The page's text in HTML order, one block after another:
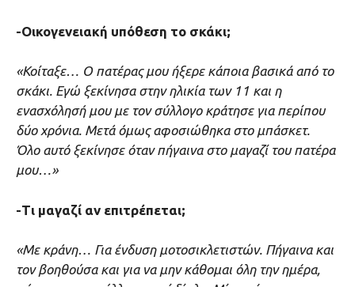
-Οικογενειακή υπόθεση το σκάκι;
«Κοίταξε… Ο πατέρας μου ήξερε κάποια βασικά από το
σκάκι. Εγώ ξεκίνησα στην ηλικία των 11 και η
ενασχόλησή μου με τον σύλλογο κράτησε για περίπου
δύο χρόνια. Μετά όμως αφοσιώθηκα στο μπάσκετ.
Όλο αυτό ξεκίνησε όταν πήγαινα στο μαγαζί του πατέρα
μου…»
-Τι μαγαζί αν επιτρέπεται;
«Με κράνη… Για ένδυση μοτοσικλετιστών. Πήγαινα και
τον βοηθούσα και για να μην κάθομαι όλη την ημέρα,